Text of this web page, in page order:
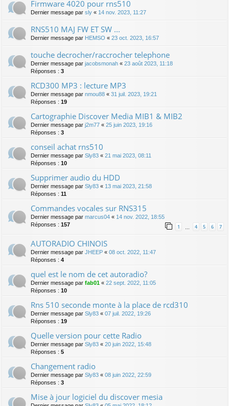
Firmware 4020 pour rns510
Dernier message par sly « 14 nov. 2023, 11:27
RNS510 MAJ FW ET SW ...
Dernier message par HEMSO « 23 oct. 2023, 16:57
touche decrocher/raccrocher telephone
Dernier message par jacobsmonah « 23 août 2023, 11:18
Réponses : 3
RCD300 MP3 : lecture MP3
Dernier message par nmou88 « 31 juil. 2023, 19:21
Réponses : 19
Cartographie Discover Media MIB1 & MIB2
Dernier message par j2m77 « 25 juin 2023, 19:16
Réponses : 3
conseil achat rns510
Dernier message par Sly83 « 21 mai 2023, 08:11
Réponses : 10
Supprimer audio du HDD
Dernier message par Sly83 « 13 mai 2023, 21:58
Réponses : 11
Commandes vocales sur RNS315
Dernier message par marcus04 « 14 nov. 2022, 18:55
Réponses : 157 1 4 5 6 7
AUTORADIO CHINOIS
Dernier message par JHEEP « 08 oct. 2022, 11:47
Réponses : 4
quel est le nom de cet autoradio?
Dernier message par fab01 « 22 sept. 2022, 11:05
Réponses : 10
Rns 510 seconde monte à la place de rcd310
Dernier message par Sly83 « 07 juil. 2022, 19:26
Réponses : 19
Quelle version pour cette Radio
Dernier message par Sly83 « 20 juin 2022, 15:48
Réponses : 5
Changement radio
Dernier message par Sly83 « 08 juin 2022, 22:59
Réponses : 3
Mise à jour logiciel du discover mesia